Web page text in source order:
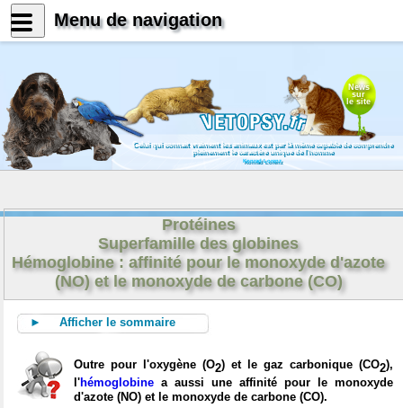
News
sur
le site
Celui qui connait vraiment les animaux est par là même capable de comprendre
pleinement le caractère unique de l'homme
Konrad Lorenz
Protéines
Superfamille des globines
Hémoglobine : affinité pour le monoxyde d'azote
(NO) et le monoxyde de carbone (CO)
► Afficher le sommaire
Outre pour l'oxygène (O2) et le gaz carbonique (CO2),
l'hémoglobine a aussi une affinité pour le monoxyde
d'azote (NO) et le monoxyde de carbone (CO).
Menu de navigation